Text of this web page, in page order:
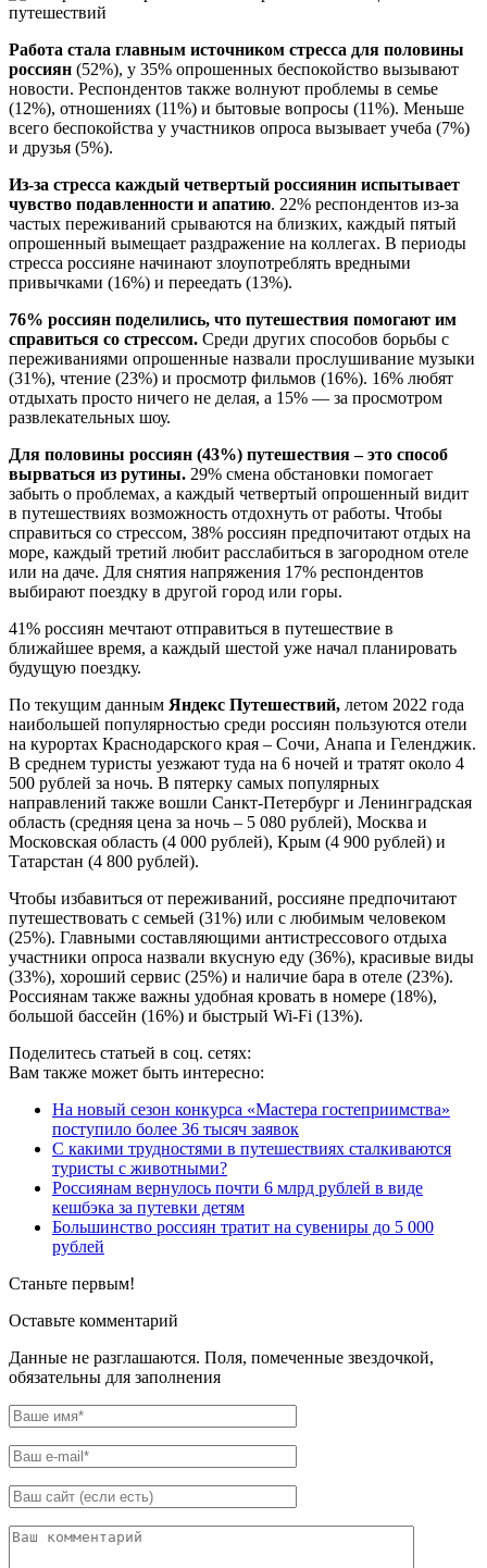
Работа стала главным источником стресса для половины
россиян (52%), у 35% опрошенных беспокойство вызывают
новости. Респондентов также волнуют проблемы в семье
(12%), отношениях (11%) и бытовые вопросы (11%). Меньше
всего беспокойства у участников опроса вызывает учеба (7%)
и друзья (5%).
Из-за стресса каждый четвертый россиянин испытывает
чувство подавленности и апатию. 22% респондентов из-за
частых переживаний срываются на близких, каждый пятый
опрошенный вымещает раздражение на коллегах. В периоды
стресса россияне начинают злоупотреблять вредными
привычками (16%) и переедать (13%).
76% россиян поделились, что путешествия помогают им
справиться со стрессом. Среди других способов борьбы с
переживаниями опрошенные назвали прослушивание музыки
(31%), чтение (23%) и просмотр фильмов (16%). 16% любят
отдыхать просто ничего не делая, а 15% — за просмотром
развлекательных шоу.
Для половины россиян (43%) путешествия – это способ
вырваться из рутины. 29% смена обстановки помогает
забыть о проблемах, а каждый четвертый опрошенный видит
в путешествиях возможность отдохнуть от работы. Чтобы
справиться со стрессом, 38% россиян предпочитают отдых на
море, каждый третий любит расслабиться в загородном отеле
или на даче. Для снятия напряжения 17% респондентов
выбирают поездку в другой город или горы.
41% россиян мечтают отправиться в путешествие в
ближайшее время, а каждый шестой уже начал планировать
будущую поездку.
По текущим данным Яндекс Путешествий, летом 2022 года
наибольшей популярностью среди россиян пользуются отели
на курортах Краснодарского края – Сочи, Анапа и Геленджик.
В среднем туристы уезжают туда на 6 ночей и тратят около 4
500 рублей за ночь. В пятерку самых популярных
направлений также вошли Санкт-Петербург и Ленинградская
область (средняя цена за ночь – 5 080 рублей), Москва и
Московская область (4 000 рублей), Крым (4 900 рублей) и
Татарстан (4 800 рублей).
Чтобы избавиться от переживаний, россияне предпочитают
путешествовать с семьей (31%) или с любимым человеком
(25%). Главными составляющими антистрессового отдыха
участники опроса назвали вкусную еду (36%), красивые виды
(33%), хороший сервис (25%) и наличие бара в отеле (23%).
Россиянам также важны удобная кровать в номере (18%),
большой бассейн (16%) и быстрый Wi-Fi (13%).
Поделитесь статьей в соц. сетях:
Вам также может быть интересно:
На новый сезон конкурса «Мастера гостеприимства»
поступило более 36 тысяч заявок
С какими трудностями в путешествиях сталкиваются
туристы с животными?
Россиянам вернулось почти 6 млрд рублей в виде
кешбэка за путевки детям
Большинство россиян тратит на сувениры до 5 000
рублей
Станьте первым!
Оставьте комментарий
Данные не разглашаются. Поля, помеченные звездочкой,
обязательны для заполнения